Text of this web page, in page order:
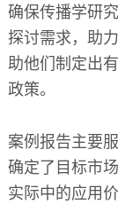
确保传播学研
探讨需求，助
助他们制定出
政策。
案例报告主要
确定了目标市
实际中的应用价